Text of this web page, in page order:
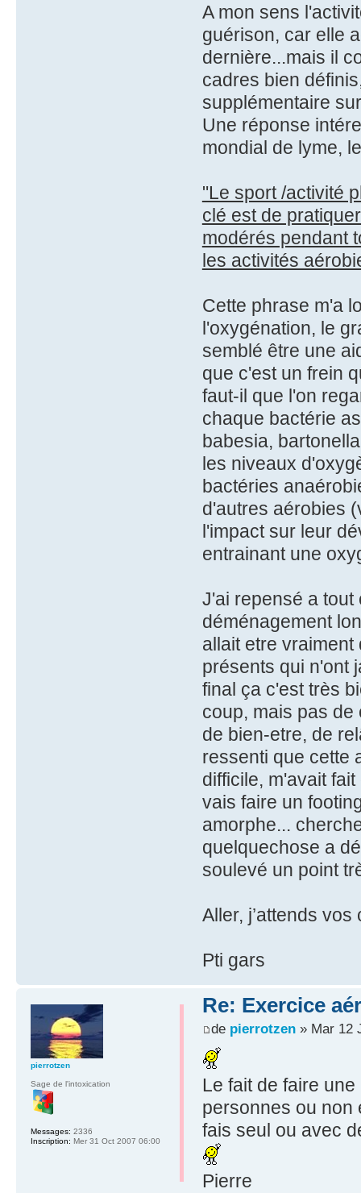
A mon sens
guérison, car elle
dernière...mais il
cadres bien
supplémentaire
Une réponse
mondial de lyme,
"Le sport /activité
clé est de
modérés pendant
les activités
Cette phrase m'a
l'oxygénation, le
semblé être une
que c'est un frein
faut-il que l'on
chaque bactérie
babesia,
les niveaux
bactéries
d'autres aérobies
l'impact sur leur
entrainant une
J'ai repensé a tout
déménagement
allait etre
présents qui n'ont
final ça c'est très
coup, mais pas
de bien-etre, de
ressenti que cette
difficile, m'avait
vais faire un
amorphe...
quelquechose a
soulevé un point
Aller, j’attends
Pti gars
Re: Exercice
de pierrotzen» Mar 12
Le fait de faire
personnes ou non
fais seul ou avec
Pierre
pierrotzen
Sage de l'intoxication
Messages: 2336
Inscription: Mer 31 Oct 2007 06:00